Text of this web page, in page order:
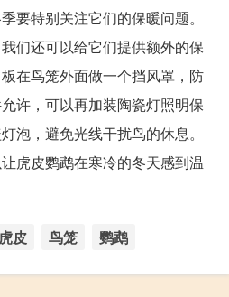
要特别关注它们的保暖问题。
们还可以给它们提供额外的保
在鸟笼外面做一个挡风罩，防
许，可以再加装陶瓷灯照明保
泡，避免光线干扰鸟的休息。
虎皮鹦鹉在寒冷的冬天感到温
虎皮 鸟笼 鹦鹉